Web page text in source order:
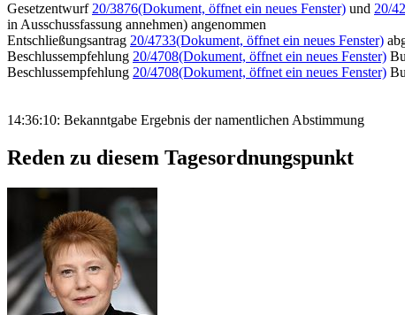
Gesetzentwurf 20/3876(Dokument, öffnet ein neues Fenster) und 20/
in Ausschussfassung annehmen) angenommen
Entschließungsantrag 20/4733(Dokument, öffnet ein neues Fenster)
Beschlussempfehlung 20/4708(Dokument, öffnet ein neues Fenster)
Beschlussempfehlung 20/4708(Dokument, öffnet ein neues Fenster)
14:36:10: Bekanntgabe Ergebnis der namentlichen Abstimmung
Reden zu diesem Tagesordnungspunkt